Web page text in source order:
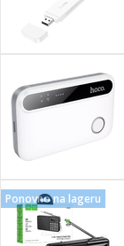
kafu
program
materijal
zraka
brave
Ponovno na lageru